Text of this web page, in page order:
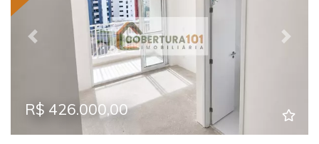
Previous Next
R$ 426.000,00